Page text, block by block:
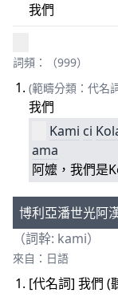
我們
詞頻：（999）
(範疇分類：代名
我們
Kami ci
ama
阿嬤，我們是
博利亞潘世光阿
（詞幹: kami）
來自：日語
[代名詞] 我們 (